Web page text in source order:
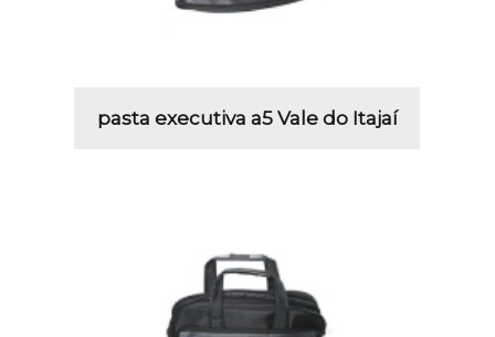
pasta executiva a5 Vale do Itajaí